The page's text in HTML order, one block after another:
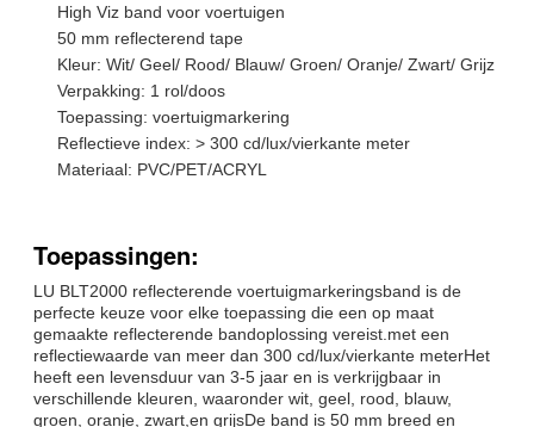
High Viz band voor voertuigen
50 mm reflecterend tape
Kleur: Wit/ Geel/ Rood/ Blauw/ Groen/ Oranje/ Zwart/ Grijz
Verpakking: 1 rol/doos
Toepassing: voertuigmarkering
Reflectieve index: > 300 cd/lux/vierkante meter
Materiaal: PVC/PET/ACRYL
Toepassingen:
LU BLT2000 reflecterende voertuigmarkeringsband is de
perfecte keuze voor elke toepassing die een op maat
gemaakte reflecterende bandoplossing vereist.met een
reflectiewaarde van meer dan 300 cd/lux/vierkante meterHet
heeft een levensduur van 3-5 jaar en is verkrijgbaar in
verschillende kleuren, waaronder wit, geel, rood, blauw,
groen, oranje, zwart,en grijsDe band is 50 mm breed en